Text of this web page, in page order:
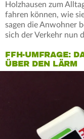
Holzhausen zum
fahren können, wie
sagen die Anwohner
sich der Verkehr nun
FFH-UMFRAGE:
ÜBER DEN LÄRM